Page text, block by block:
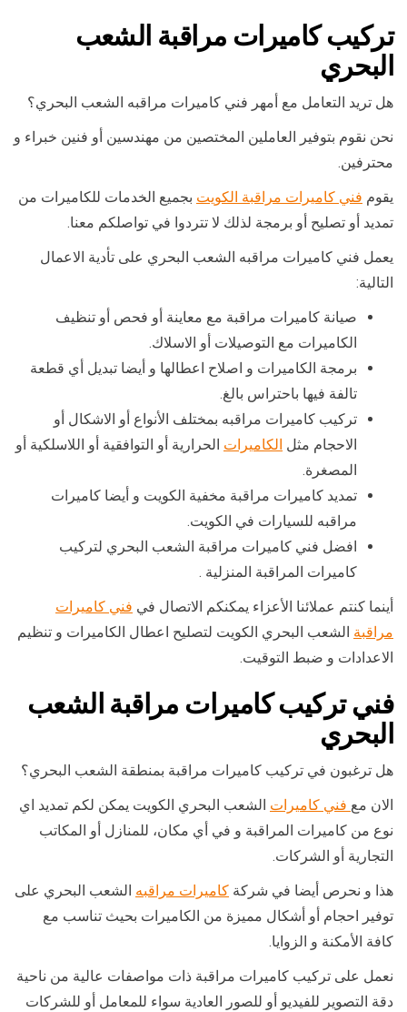
تركيب كاميرات مراقبة الشعب
البحري
هل تريد التعامل مع أمهر فني كاميرات مراقبه الشعب البحري؟
نحن نقوم بتوفير العاملين المختصين من مهندسين أو فنين خبراء و
محترفين.
يقوم فني كاميرات مراقبة الكويت بجميع الخدمات للكاميرات من
تمديد أو تصليح أو برمجة لذلك لا تتردوا في تواصلكم معنا.
يعمل فني كاميرات مراقبه الشعب البحري على تأدية الاعمال
التالية:
صيانة كاميرات مراقبة مع معاينة أو فحص أو تنظيف
الكاميرات مع التوصيلات أو الاسلاك.
برمجة الكاميرات و اصلاح اعطالها و أيضا تبديل أي قطعة
تالفة فيها باحتراس بالغ.
تركيب كاميرات مراقبه بمختلف الأنواع أو الاشكال أو
الاحجام مثل الكاميرات الحرارية أو التوافقية أو اللاسلكية أو
المصغرة.
تمديد كاميرات مراقبة مخفية الكويت و أيضا كاميرات
مراقبه للسيارات في الكويت.
افضل فني كاميرات مراقبة الشعب البحري لتركيب
كاميرات المراقبة المنزلية .
أينما كنتم عملائنا الأعزاء يمكنكم الاتصال في فني كاميرات
مراقبة الشعب البحري الكويت لتصليح اعطال الكاميرات و تنظيم
الاعدادات و ضبط التوقيت.
فني تركيب كاميرات مراقبة الشعب
البحري
هل ترغبون في تركيب كاميرات مراقبة بمنطقة الشعب البحري؟
الان مع فني كاميرات الشعب البحري الكويت يمكن لكم تمديد اي
نوع من كاميرات المراقبة و في أي مكان، للمنازل أو المكاتب
التجارية أو الشركات.
هذا و نحرص أيضا في شركة كاميرات مراقبه الشعب البحري على
توفير احجام أو أشكال مميزة من الكاميرات بحيث تناسب مع
كافة الأمكنة و الزوايا.
نعمل على تركيب كاميرات مراقبة ذات مواصفات عالية من ناحية
دقة التصوير للفيديو أو للصور العادية سواء للمعامل أو للشركات